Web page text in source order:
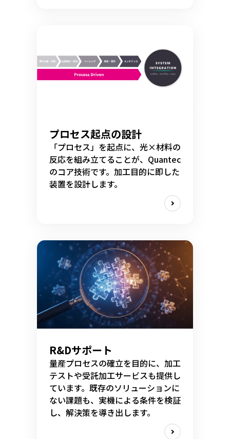
プロセス起点の設計
「プロセス」を起点に、光×材料の
反応を組み立てることが、Quantec
のコア技術です。加工目的に即した
装置を設計します。
R&Dサポート
量産プロセスの確立を目的に、加工
テストや受託加工サービスも提供し
ています。既存のソリューションに
ない課題も、実機による条件を検証
し、解決策を導き出します。